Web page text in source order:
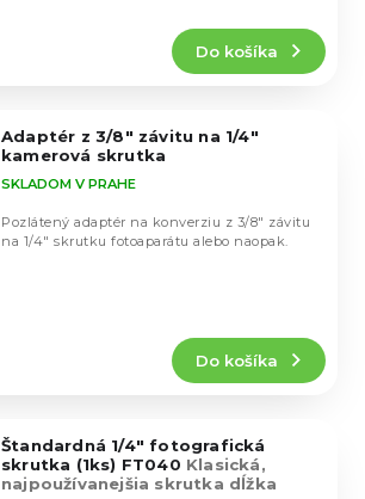
Do košíka
Adaptér z 3/8" závitu na 1/4"
kamerová skrutka
SKLADOM V PRAHE
Do košíka
Pozlátený adaptér na konverziu z 3/8" závitu
na 1/4" skrutku fotoaparátu alebo naopak.
Štandardná 1/4" fotografická
skrutka (1ks) FT040 Klasická,
najpoužívanejšia skrutka dĺžka